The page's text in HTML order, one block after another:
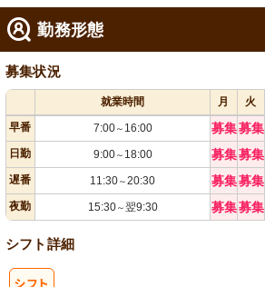
勤務形態
募集状況
就業時間 月 火
早番
7:00～ 16:00 募集募集
日勤 9:00～ 18:00 募集募集
遅番 11:30～20:30 募集募集
夜勤 15:30～翌9:30 募集募集
シフト詳細